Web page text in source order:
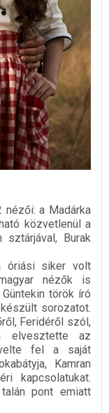
nézői: a Madárka
közvetlenül a
Burak
óriási siker volt
nézők is
török író
sorozatot.
Feridéről szól,
elvesztette az
fel a saját
Kamran
kapcsolatukat.
pont emiatt